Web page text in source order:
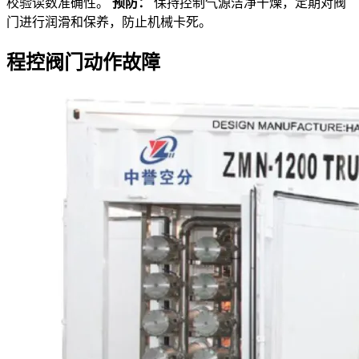
门进行润滑和保养，防止机械卡死。
程控阀门动作故障